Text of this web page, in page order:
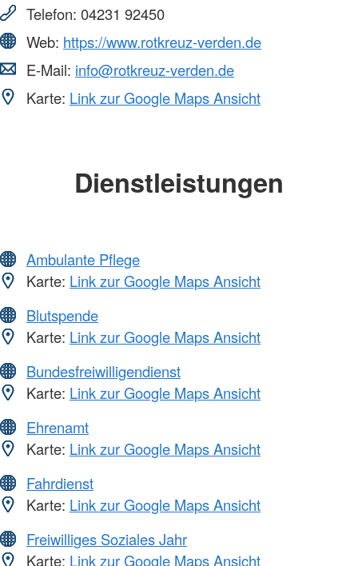
Telefon: 04231 92450
Web: https://www.rotkreuz-verden.de
E-Mail: info@rotkreuz-verden.de
Karte: Link zur Google Maps Ansicht
Dienstleistungen
Ambulante Pflege
Karte: Link zur Google Maps Ansicht
Blutspende
Karte: Link zur Google Maps Ansicht
Bundesfreiwilligendienst
Karte: Link zur Google Maps Ansicht
Ehrenamt
Karte: Link zur Google Maps Ansicht
Fahrdienst
Karte: Link zur Google Maps Ansicht
Freiwilliges Soziales Jahr
Karte: Link zur Google Maps Ansicht